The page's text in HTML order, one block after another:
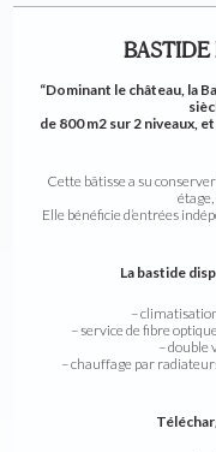
BASTIDE
“Dominant le château, la
de 800 m2 sur 2 niveaux,
Cette bâtisse a su
Elle bénéficie d’entrées
La bastide
–
– service de fibre
– double
– chauffage par